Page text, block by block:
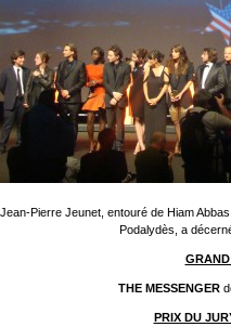
Pierre Jeunet, entouré de Hiam
Podalydès, a
GRAND
THE MESSENGER
PRIX DU